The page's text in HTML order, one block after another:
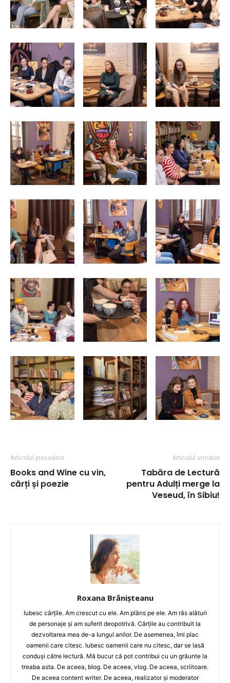
Articolul precedent
Books and Wine cu vin,
cărți și poezie
Articolul următor
Tabăra de Lectură
pentru Adulți merge la
Veseud, în Sibiu!
Roxana Brănișteanu
Iubesc cărțile. Am crescut cu ele. Am plâns pe ele. Am râs alături
de personaje și am suferit deopotrivă. Cărțile au contribuit la
dezvoltarea mea de-a lungul anilor. De asemenea, îmi plac
oamenii care citesc. Iubesc oamenii care nu citesc, dar se lasă
conduși către lectură. Mă bucur că pot contribui cu un grăunte la
treaba asta. De aceea, blog. De aceea, vlog. De aceea, scriitoare.
De aceea content writer. De aceea, realizator și moderator